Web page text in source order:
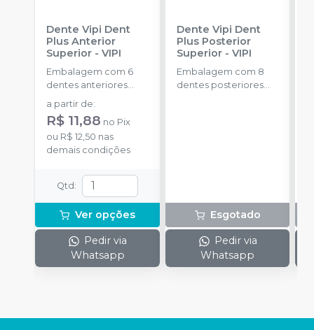
Dente Vipi Dent
Plus Anterior
Superior -VIPI
Embalagem com 6
dentes anteriores
superiores.
a partir de:
R$ 11,88 no Pix
ou R$ 12,50 nas
demais condições
Qtd :
Ver opções
Pedir via
Whatsapp
Dente Vipi Dent
Plus Posterior
Superior- VIPI
Embalagem com 8
dentes posteriores
Esgotado
Pedir via
Whatsapp